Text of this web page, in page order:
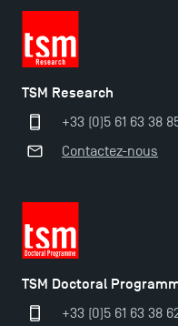
Ouverture des
Programme et le
2025 !
Ouverture des
Trouvez votre Master
Candidatez en
2024-2025 à TSM !
TSM Research
+33 (0)5 61 63 38
Contactez-nous
TSM Doctoral
+33 (0)5 61 63 38